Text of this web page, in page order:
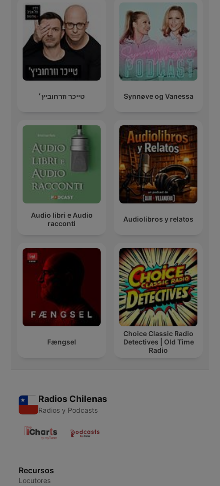
טייכר וזרחוביץ׳ Synnøve og Vanessa
Audio libri e Audio
racconti
Audiolibros y relatos
Fængsel
Choice Classic Radio
Detectives | Old Time
Radio
Radios Chilenas
Radios y Podcasts
Recursos
Locutores